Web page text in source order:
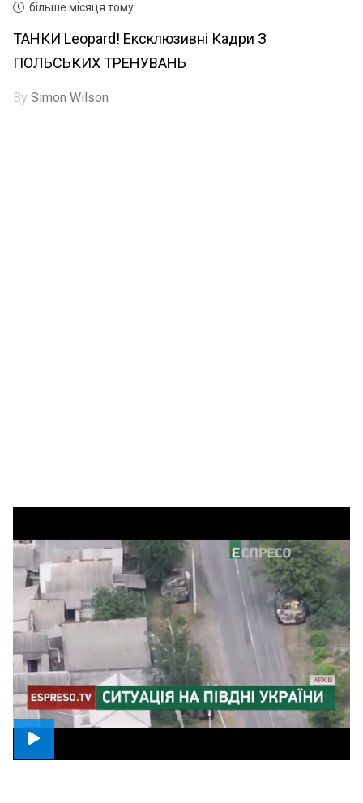
більше місяця тому
ТАНКИ Leopard! Ексклюзивні Кадри З
ПОЛЬСЬКИХ ТРЕНУВАНЬ
BySimon Wilson